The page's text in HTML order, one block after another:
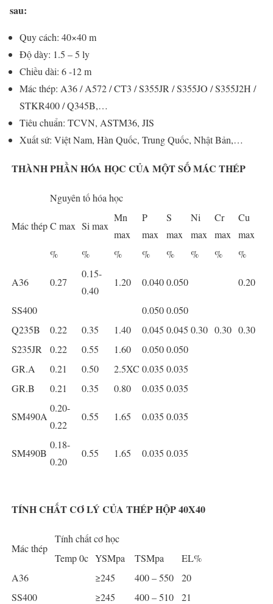
sau:
Quy cách: 40×40 m
Độ dày: 1.5 – 5 ly
Chiều dài: 6 -12 m
Mác thép: A36 / A572 / CT3 / S355JR / S355JO / S355J2H /
STKR400 / Q345B,…
Tiêu chuẩn: TCVN, ASTM36, JIS
Xuất sứ: Việt Nam, Hàn Quốc, Trung Quốc, Nhật Bản,…
THÀNH PHẦN HÓA HỌC CỦA MỘT SỐ MÁC THÉP
Mác thép
Nguyên tố hóa học
C max Si max
Mn
max
P
max
S
max
Ni
max
Cr
max
Cu
max
%
% % % % % % %
A36 0.27
0.15-
0.40
1.20 0.0400.050 0.20
SS400 0.0500.050
Q235B
0.22 0.35 1.40 0.045 0.045 0.30 0.30 0.30
S235JR
0.22 0.55 1.60 0.0500.050
GR.A
0.21 0.50 2.5XC 0.035 0.035
GR.B
0.21 0.35 0.80 0.035 0.035
SM490A
0.20-
0.22
0.55 1.65 0.035 0.035
SM490B
0.18-
0.20
0.55 1.65 0.035 0.035
TÍNH CHẤT CƠ LÝ CỦA THÉP HỘP 40X40
Mác thép
Tính chất cơ học
Temp 0c YSMpa TSMpa
EL%
A36
≥245 400 – 550
20
SS400
≥245 400 – 510
21